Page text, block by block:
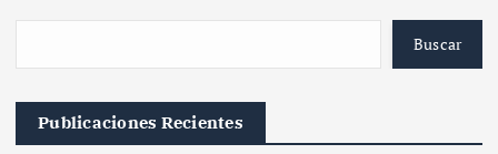
Buscar
Publicaciones Recientes